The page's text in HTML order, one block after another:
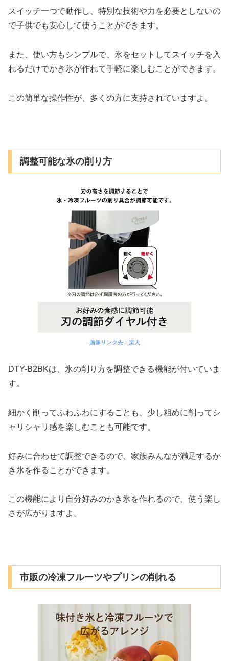
スイッチ一つで動作し、特別な技術や力を必要としないの
で子供でも安心して使うことができます。
また、使い方もシンプルで、氷をセットしてスイッチを入
れるだけでかき氷が作れて手軽に楽しむことができます。
この簡単な操作性が、多くの方に支持されていますよ。
調整可能な氷の削り方
画像リンク先：楽天
DTY-B2BKは、氷の削り方を調整できる機能が付いていま
す。
細かく削ってふわふわにすることも、少し粗めに削ってシ
ャリシャリ感を楽しむことも可能です。
好みに合わせて調整できるので、家族みんなが満足するか
き氷を作ることができます。
この機能により自分好みのかき氷を作れるので、使う楽し
さが広がりますよ。
市販の冷凍フルーツやプリンの削れる